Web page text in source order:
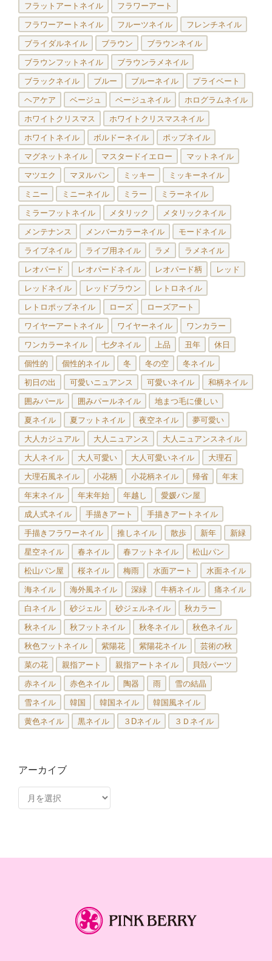
フラットアートネイル フラワーアート
フラワーアートネイル フルーツネイル フレンチネイル
ブライダルネイル ブラウン ブラウンネイル
ブラウンフットネイル ブラウンラメネイル
ブラックネイル ブルー ブルーネイル プライベート
ヘアケア ベージュ ベージュネイル ホログラムネイル
ホワイトクリスマス ホワイトクリスマスネイル
ホワイトネイル ボルドーネイル ポップネイル
マグネットネイル マスタードイエロー マットネイル
マツエク マヌルパン ミッキー ミッキーネイル
ミニー ミニーネイル ミラー ミラーネイル
ミラーフットネイル メタリック メタリックネイル
メンテナンス メンバーカラーネイル モードネイル
ライブネイル ライブ用ネイル ラメ ラメネイル
レオパード レオパードネイル レオパード柄 レッド
レッドネイル レッドブラウン レトロネイル
レトロポップネイル ローズ ローズアート
ワイヤーアートネイル ワイヤーネイル ワンカラー
ワンカラーネイル 七夕ネイル 上品 丑年 休日
個性的 個性的ネイル 冬 冬の空 冬ネイル
初日の出 可愛いニュアンス 可愛いネイル 和柄ネイル
囲みパール 囲みパールネイル 地まつ毛に優しい
夏ネイル 夏フットネイル 夜空ネイル 夢可愛い
大人カジュアル 大人ニュアンス 大人ニュアンスネイル
大人ネイル 大人可愛い 大人可愛いネイル 大理石
大理石風ネイル 小花柄 小花柄ネイル 帰省 年末
年末ネイル 年末年始 年越し 愛媛パン屋
成人式ネイル 手描きアート 手描きアートネイル
手描きフラワーネイル 推しネイル 散歩 新年 新緑
星空ネイル 春ネイル 春フットネイル 松山パン
松山パン屋 桜ネイル 梅雨 水面アート 水面ネイル
海ネイル 海外風ネイル 深緑 牛柄ネイル 痛ネイル
白ネイル 砂ジェル 砂ジェルネイル 秋カラー
秋ネイル 秋フットネイル 秋冬ネイル 秋色ネイル
秋色フットネイル 紫陽花 紫陽花ネイル 芸術の秋
菜の花 親指アート 親指アートネイル 貝殻パーツ
赤ネイル 赤色ネイル 陶器 雨 雪の結晶
雪ネイル 韓国 韓国ネイル 韓国風ネイル
黄色ネイル 黒ネイル ３Dネイル ３Ｄネイル
アーカイブ
ー